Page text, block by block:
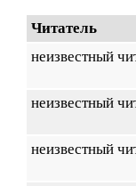
Читатель
неизвестный
неизвестный
неизвестный